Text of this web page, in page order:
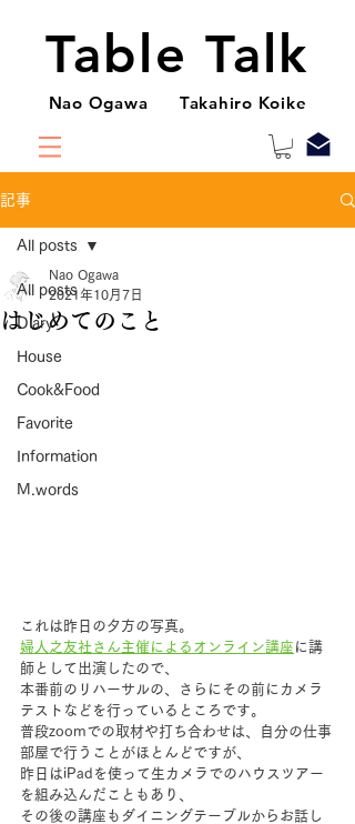
Table Talk
Nao Ogawa Takahiro Koike
記事
All posts
Diary
House
Cook&Food
Favorite
Information
M.words
All posts
はじめてのこと
Nao Ogawa
2021年10月7日
これは昨日の夕方の写真。
婦人之友社さん主催によるオンライン講座 に講
師として出演したので、
本番前のリハーサルの、さらにその前にカメラ
テストなどを行っているところです。
普段zoomでの取材や打ち合わせは、自分の仕事
部屋で行うことがほとんどですが、
昨日はiPadを使って生カメラでのハウスツアー
を組み込んだこともあり、
その後の講座もダイニングテーブルからお話し